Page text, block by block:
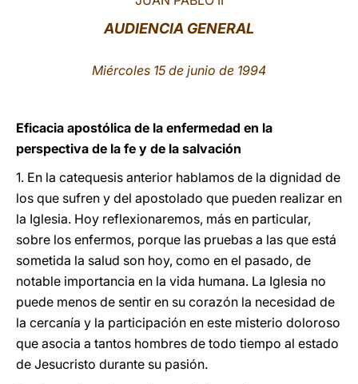
AUDIENCIA GENERAL
Miércoles 15 de junio de 1994
Eficacia apostólica de la enfermedad en la
perspectiva de la fe y de la salvación
1. En la catequesis anterior hablamos de la dignidad de
los que sufren y del apostolado que pueden realizar en
la Iglesia. Hoy reflexionaremos, más en particular,
sobre los enfermos, porque las pruebas a las que está
sometida la salud son hoy, como en el pasado, de
notable importancia en la vida humana. La Iglesia no
puede menos de sentir en su corazón la necesidad de
la cercanía y la participación en este misterio doloroso
que asocia a tantos hombres de todo tiempo al estado
de Jesucristo durante su pasión.